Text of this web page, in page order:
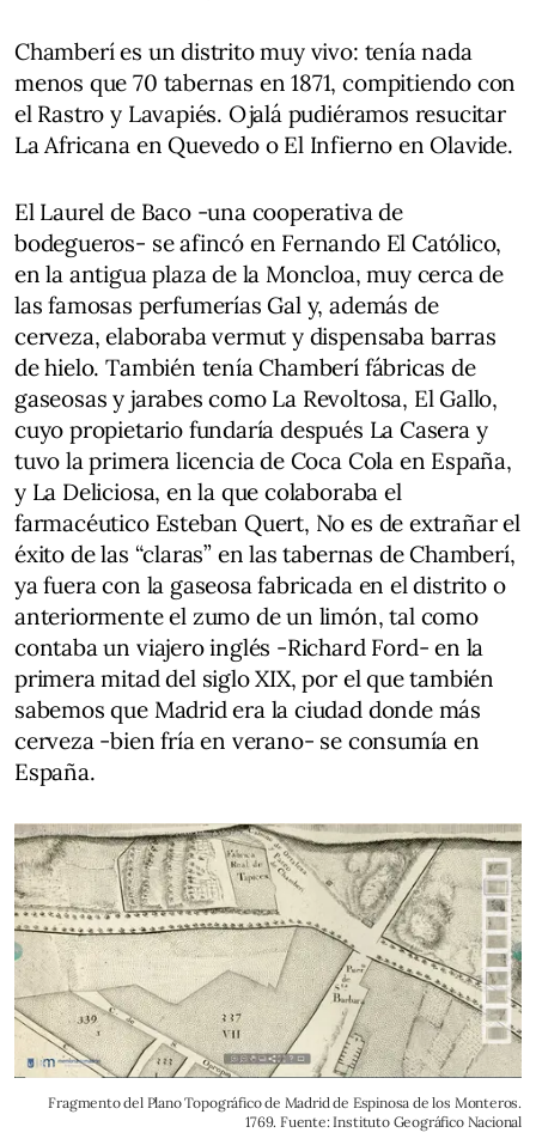
Chamberí es un distrito muy vivo: tenía nada
menos que 70 tabernas en 1871, compitiendo con
el Rastro y Lavapiés. Ojalá pudiéramos resucitar
La Africana en Quevedo o El Infierno en Olavide.
El Laurel de Baco -una cooperativa de
bodegueros- se afincó en Fernando El Católico,
en la antigua plaza de la Moncloa, muy cerca de
las famosas perfumerías Gal y, además de
cerveza, elaboraba vermut y dispensaba barras
de hielo. También tenía Chamberí fábricas de
gaseosas y jarabes como La Revoltosa, El Gallo,
cuyo propietario fundaría después La Casera y
tuvo la primera licencia de Coca Cola en España,
y La Deliciosa, en la que colaboraba el
farmacéutico Esteban Quert, No es de extrañar el
éxito de las “claras” en las tabernas de Chamberí,
ya fuera con la gaseosa fabricada en el distrito o
anteriormente el zumo de un limón, tal como
contaba un viajero inglés -Richard Ford- en la
primera mitad del siglo XIX, por el que también
sabemos que Madrid era la ciudad donde más
cerveza -bien fría en verano- se consumía en
España.
Fragmento del Plano Topográfico de Madrid de Espinosa de los Monteros.
1769. Fuente: Instituto Geográfico Nacional